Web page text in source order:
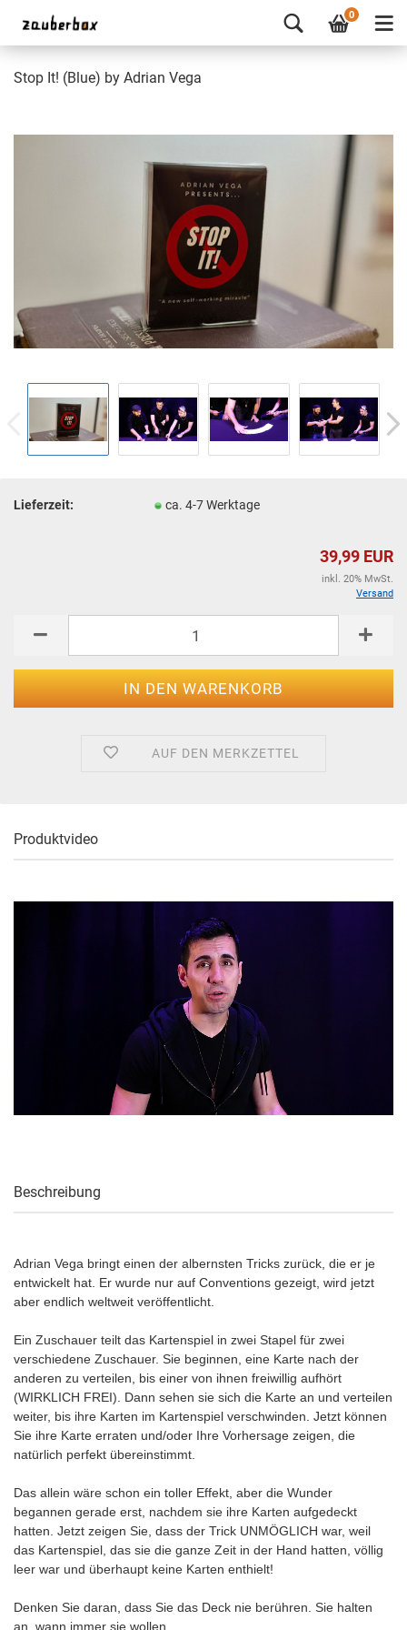
0
Stop It! (Blue) by Adrian Vega
Lieferzeit: ca. 4-7 Werktage
39,99 EUR
inkl. 20% MwSt.
Versand
AUF DEN MERKZETTEL
Produktvideo
Beschreibung
Adrian Vega bringt einen der albernsten Tricks zurück, die er je
entwickelt hat. Er wurde nur auf Conventions gezeigt, wird jetzt
aber endlich weltweit veröffentlicht.
Ein Zuschauer teilt das Kartenspiel in zwei Stapel für zwei
verschiedene Zuschauer. Sie beginnen, eine Karte nach der
anderen zu verteilen, bis einer von ihnen freiwillig aufhört
(WIRKLICH FREI). Dann sehen sie sich die Karte an und verteilen
weiter, bis ihre Karten im Kartenspiel verschwinden. Jetzt können
Sie ihre Karte erraten und/oder Ihre Vorhersage zeigen, die
natürlich perfekt übereinstimmt.
Das allein wäre schon ein toller Effekt, aber die Wunder
begannen gerade erst, nachdem sie ihre Karten aufgedeckt
hatten. Jetzt zeigen Sie, dass der Trick UNMÖGLICH war, weil
das Kartenspiel, das sie die ganze Zeit in der Hand hatten, völlig
leer war und überhaupt keine Karten enthielt!
Denken Sie daran, dass Sie das Deck nie berühren. Sie halten
an, wann immer sie wollen.